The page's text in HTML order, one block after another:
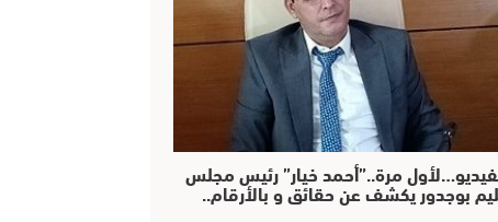
مرة..”أحمد خيار” رئيس مجلس
بوجدور يكشف عن حقائق و بالأرقام..